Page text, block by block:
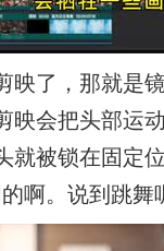
映了，那就是
映会把头部运
就被锁在固定
啊。说到跳